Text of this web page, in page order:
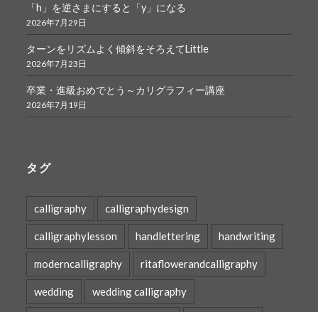
「h」を逆さまにすると「y」になる
2026年7月29日
ターンをリズムよく傾斜をそろえてLittle
2026年7月23日
卒業・進級おめでとう～カリグラフィー講座
2026年7月19日
タグ
calligraphy calligraphydesign
calligraphylesson handlettering handwriting
moderncalligraphy ritaflowerandcalligraphy
wedding wedding calligraphy